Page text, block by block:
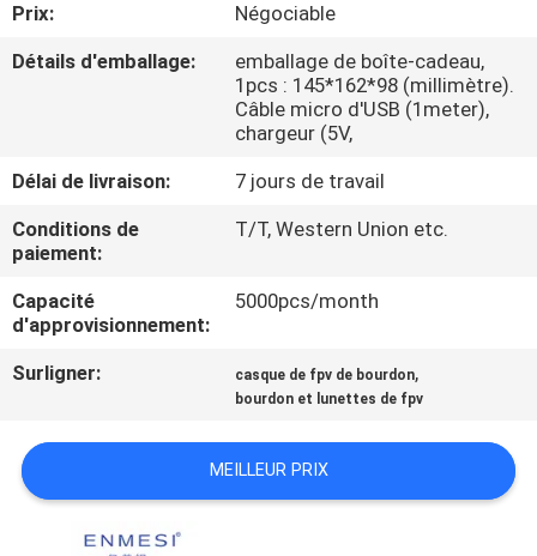
CONTRÔLE
DE
NOUVELLES
CAS
DEMANDEZ
UNE
SHOPPING
ONLINE
Prix:
Négociable
Détails d'emballage:
emballage de boîte-cadeau,
1pcs : 145*162*98 (millimètre).
Câble micro d'USB (1meter),
chargeur (5V,
Délai de livraison:
7 jours de travail
Conditions de
paiement:
T/T, Western Union etc.
Capacité
d'approvisionnement:
5000pcs/month
Surligner: casque de fpv de bourdon,
bourdon et lunettes de fpv
MEILLEUR PRIX